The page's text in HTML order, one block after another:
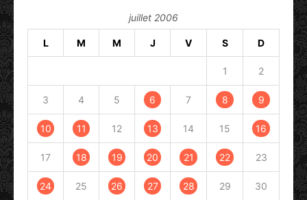
juillet 2006
L M M J V S D
1 2
3 4 5 6 7 8 9
10 11 12 13 14 15 16
17 18 19 20 21 22 23
24 25 26 27 28 29 30